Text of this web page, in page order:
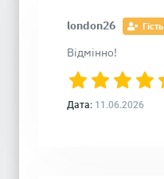
london26 Гість
Відмінно!
Дата: 11.06.2026